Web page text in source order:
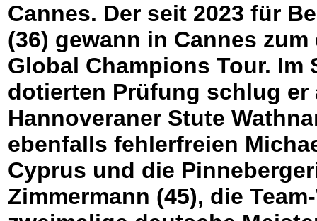
Cannes. Der seit 2023 für
(36) gewann in Cannes
Global Champions Tour. Im
dotierten Prüfung schlug
Hannoveraner Stute
ebenfalls fehlerfreien
Cyprus und die
Zimmermann (45), die